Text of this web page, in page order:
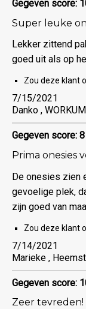
Gegeven score:
Super leuke
Lekker zittend
goed uit als op
Zou deze klant
7/15/2021
Danko , WORKUM
Gegeven score: 8
Prima onesies
De onesies zien
gevoelige plek,
zijn goed van
Zou deze klant
7/14/2021
Marieke ,
Gegeven score:
Zeer tevreden!